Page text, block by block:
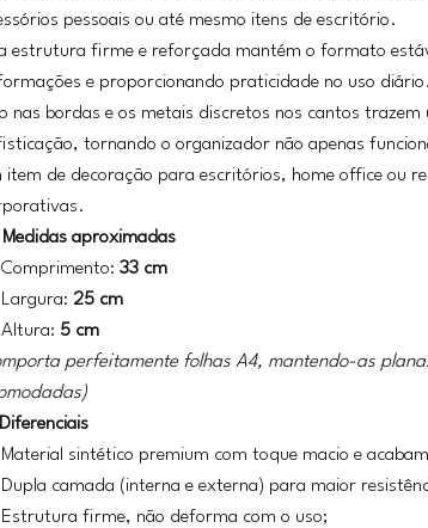
pessoais ou até mesmo itens de escritório.
estrutura firme e reforçada mantém o formato
e proporcionando praticidade no uso
nas bordas e os metais discretos nos cantos trazem
tornando o organizador não apenas
item de decoração para escritórios, home office ou
Medidas aproximadas
Comprimento: 33 cm
Largura: 25 cm
Altura: 5 cm
perfeitamente folhas A4, mantendo-as
Diferenciais
Material sintético premium com toque macio e
Dupla camada (interna e externa) para maior
Estrutura firme, não deforma com o uso;